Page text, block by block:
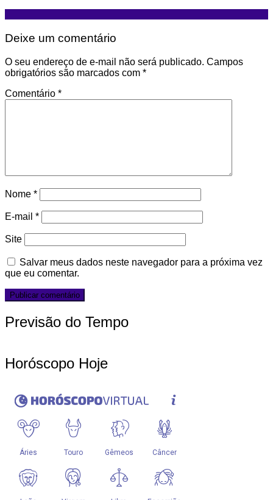
Deixe um comentário
O seu endereço de e-mail não será publicado. Campos
obrigatórios são marcados com *
Comentário *
Nome *
E-mail *
Site
Salvar meus dados neste navegador para a próxima vez
que eu comentar.
Previsão do Tempo
Horóscopo Hoje